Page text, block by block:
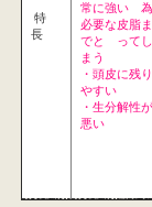
特
長
常に強い 為
必要な皮脂ま
でと ってし
まう
・頭皮に残り
やすい
・生分解性が
悪い